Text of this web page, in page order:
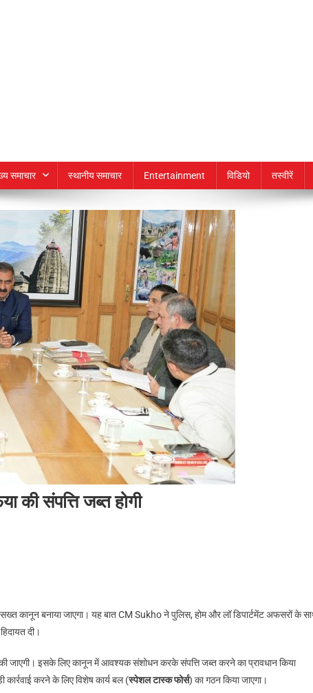
समाचार स्थानीय समाचार Entertainment विडियो तस्वीरें
की संपत्ति जब्त होगी
कानून बनाया जाएगा। यह बात CM Sukho ने पुलिस, होम और लॉ डिपार्टमेंट अफसरों के
दी।
की जाएगी। इसके लिए कानून में आवश्यक संशोधन करके संपत्ति जब्त करने का प्रावधान किया
करने के लिए विशेष कार्य बल (स्पेशल टास्क फोर्स) का गठन किया जाएगा।